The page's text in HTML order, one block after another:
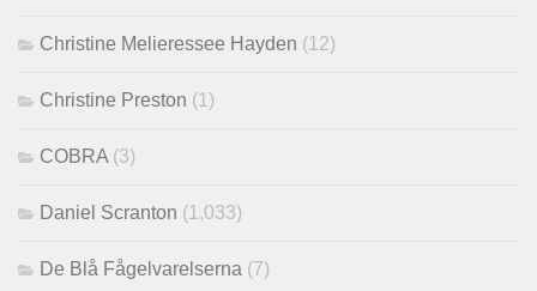
Christine Melieressee Hayden (12)
Christine Preston (1)
COBRA (3)
Daniel Scranton (1,033)
De Blå Fågelvarelserna (7)